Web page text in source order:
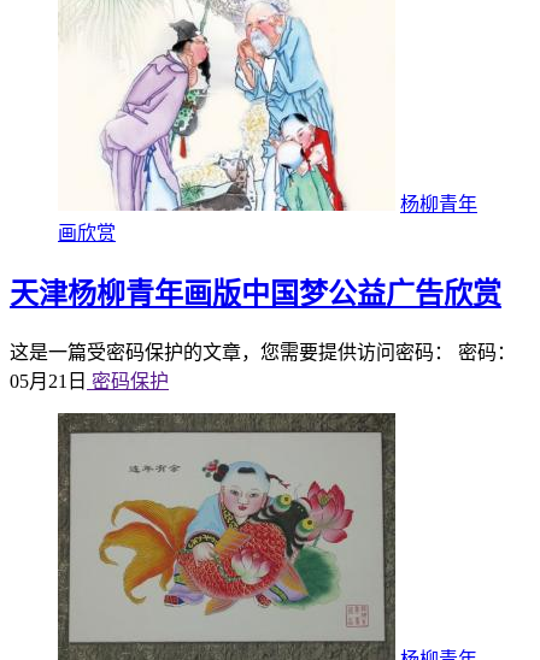
杨柳青年
画欣赏
天津杨柳青年画版中国梦公益广告欣赏
这是一篇受密码保护的文章，您需要提供访问密码： 密码：
05月21日 密码保护